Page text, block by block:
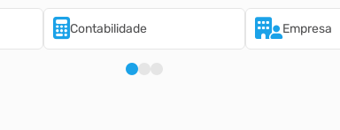
Contabilidade Empresa